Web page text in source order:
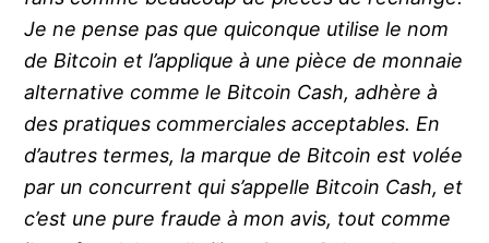
Je ne pense pas que quiconque utilise le nom
de Bitcoin et l’applique à une pièce de monnaie
alternative comme le Bitcoin Cash, adhère à
des pratiques commerciales acceptables. En
d’autres termes, la marque de Bitcoin est volée
par un concurrent qui s’appelle Bitcoin Cash, et
c’est une pure fraude à mon avis, tout comme